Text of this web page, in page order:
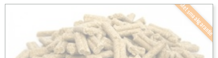
Met smaakgarantie